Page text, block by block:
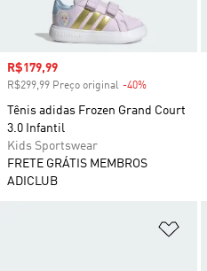
Preço com desconto
R$179,99
R$299,99 Preço original -40%
Tênis adidas Frozen Grand Court
3.0 Infantil
Kids Sportswear
FRETE GRÁTIS MEMBROS
ADICLUB